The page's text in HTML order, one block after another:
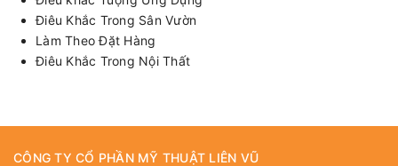
Điêu Khắc Trong Sân Vườn
Làm Theo Đặt Hàng
Điêu Khắc Trong Nội Thất
CÔNG TY CỔ PHẦN MỸ THUẬT LIÊN VŨ